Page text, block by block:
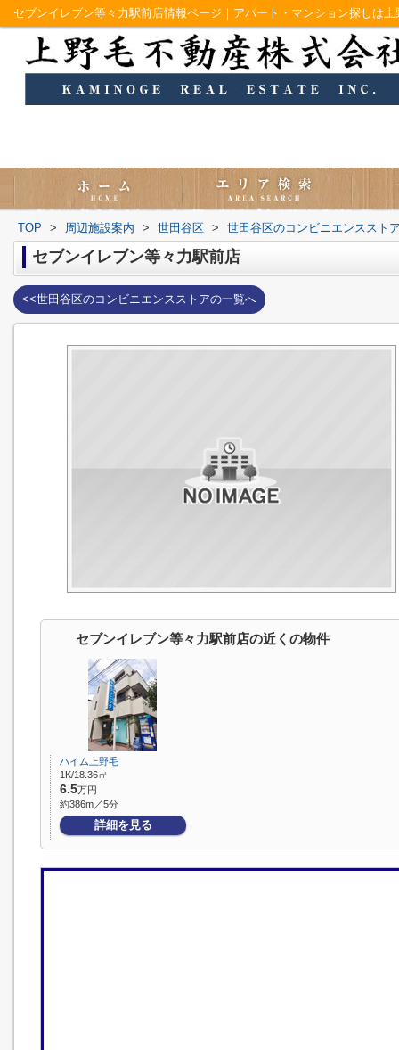
セブンイレブン等々力駅前店情報ページ｜アパート・マンション探しは
TOP > 周辺施設案内 > 世田谷区 > 世田谷区のコンビニエンススト
セブンイレブン等々力駅前店
<<世田谷区のコンビニエンスストアの一覧へ
セブンイレブン等々力駅前店の近くの物件
ハイム上野毛
1K/18.36㎡
6.5万円
約386m／5分
詳細を見る